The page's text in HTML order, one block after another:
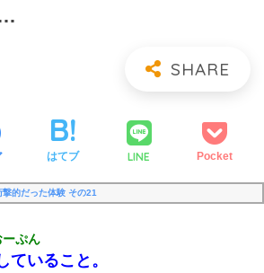
はてブ LINE Pocket
的だった体験 その21
ぷん
ていること。